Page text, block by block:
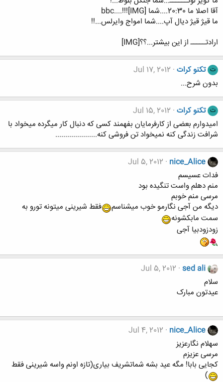
آقا اصلا ما 20:30....شما bbc....!!![IMG]
ما قیژ قیژ دیال آپ....شما امواج وایرلس...!!
ارادتـــــ از این بیشتر...؟؟[IMG]
ت تکنو کرات Jul 17, 2012
بدون شرح...
ت تکنو کرات Jul 15, 2012
امیدوارم بعضی از کارفرمایان بفهمند کسی که دنبال کار میگرده میخواد با
شرافت زندگی کنه نمیخواد تن فروشی کنه.....................
nice_Alice
Jul 5, 2012
فدات عسیسم
منم دهلم واست تنگیده بود
مرسی منم خوبم
دیگه من آجی نگارمو خوب میشناسم
فقط شیرینی میتونه تورو به
سمت مابکشونه
زودزودبیا آجی
sed ali
Jul 5, 2012
سلام
عیدتون مبارک
nice_Alice
Jul 4, 2012
سهلام نگارعزیز
مرسی عزیزم
کجایی بابا! مگه عید بشه شماتشریف بیاری(تازه اونم واسه شیرینی فقط
)